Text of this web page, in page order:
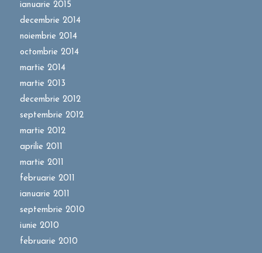
ianuarie 2015
decembrie 2014
noiembrie 2014
octombrie 2014
martie 2014
martie 2013
decembrie 2012
septembrie 2012
martie 2012
aprilie 2011
martie 2011
februarie 2011
ianuarie 2011
septembrie 2010
iunie 2010
februarie 2010